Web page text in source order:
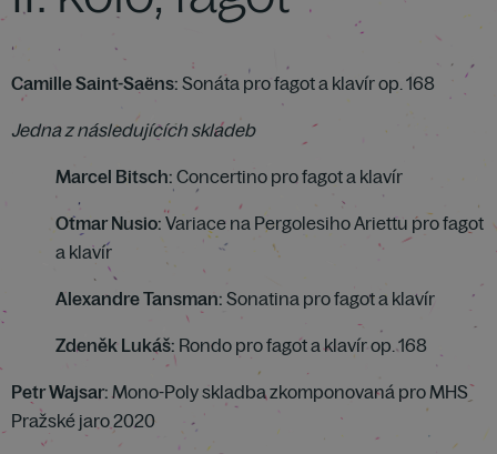
Camille Saint-Saëns: Sonáta pro fagot a klavír op. 168
Jedna z následujících skladeb
Marcel Bitsch: Concertino pro fagot a klavír
Otmar Nusio: Variace na Pergolesiho Ariettu pro fagot
a klavír
Alexandre Tansman: Sonatina pro fagot a klavír
Zdeněk Lukáš: Rondo pro fagot a klavír op. 168
Petr Wajsar: Mono-Poly skladba zkomponovaná pro MHS
Pražské jaro 2020